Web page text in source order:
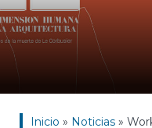
Inicio » Noticias »